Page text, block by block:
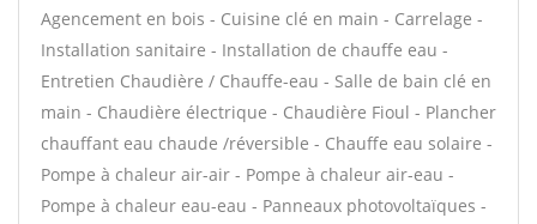
Agencement en bois - Cuisine clé en main - Carrelage -
Installation sanitaire - Installation de chauffe eau -
Entretien Chaudière / Chauffe-eau - Salle de bain clé en
main - Chaudière électrique - Chaudière Fioul - Plancher
chauffant eau chaude /réversible - Chauffe eau solaire -
Pompe à chaleur air-air - Pompe à chaleur air-eau -
Pompe à chaleur eau-eau - Panneaux photovoltaïques -